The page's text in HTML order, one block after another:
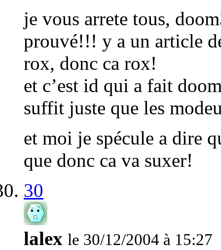
je vous arrete tous,
prouvé!!! y a un article
rox, donc ca rox!
et c’est id qui a fait
suffit juste que les
et moi je spécule a dire
que donc ca va suxer!
30
lalex le 30/12/2004 à 15:27